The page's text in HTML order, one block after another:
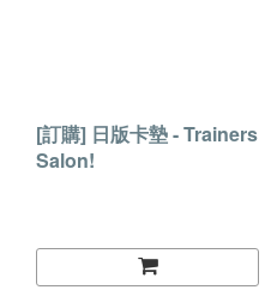
[訂購] 日版卡墊 - Trainers
Salon!